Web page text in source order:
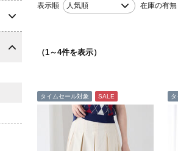
表示順 人気順 在庫の有無
（1～4件を表示）
タイムセール対象 SALE